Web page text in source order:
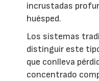
incrustadas
huésped.
Los sistemas
distinguir este
que conlleva
concentrado